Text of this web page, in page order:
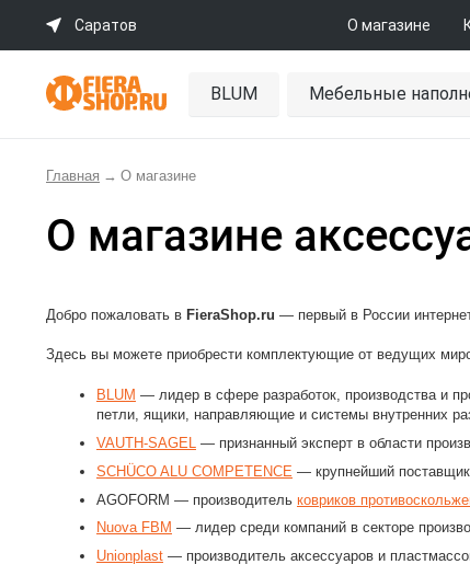
Саратов О магазине
BLUM Мебельные
Главная → О магазине
О магазине
Добро пожаловать в FieraShop.ru — первый в России
Здесь вы можете приобрести комплектующие от ведущих
BLUM — лидер в сфере разработок, производства и
петли, ящики, направляющие и системы внутренних
VAUTH-SAGEL — признанный эксперт в области
SCHÜCO ALU COMPETENCE — крупнейший
AGOFORM — производитель ковриков
Nuova FBM — лидер среди компаний в секторе
Unionplast — производитель аксессуаров и